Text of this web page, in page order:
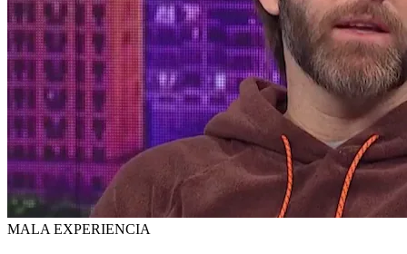
MALA EXPERIENCIA